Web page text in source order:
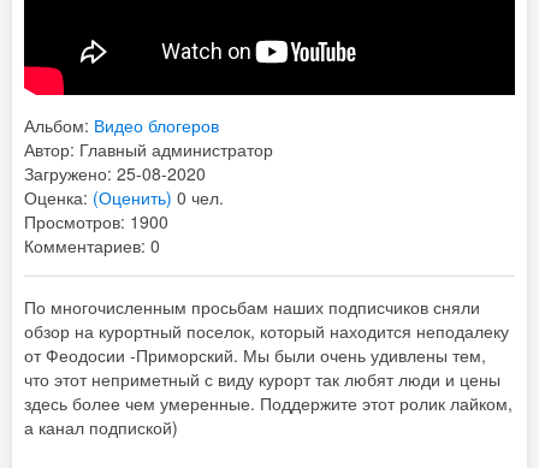
Альбом: Видео блогеров
Автор: Главный администратор
Загружено: 25-08-2020
Оценка: (Оценить) 0 чел.
Просмотров: 1900
Комментариев: 0
По многочисленным просьбам наших подписчиков сняли
обзор на курортный поселок, который находится неподалеку
от Феодосии -Приморский. Мы были очень удивлены тем,
что этот неприметный с виду курорт так любят люди и цены
здесь более чем умеренные. Поддержите этот ролик лайком,
а канал подпиской)